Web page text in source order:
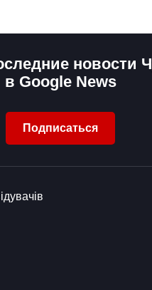
новости
в Google News
Подписаться